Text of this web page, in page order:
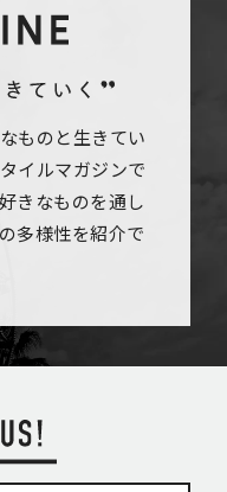
ものと生きてい
イルマガジンで
きなものを通し
多様性を紹介で